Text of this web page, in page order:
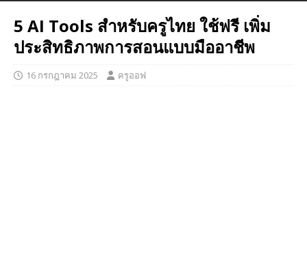
5 AI Tools สำหรับครูไทย ใช้ฟรี เพิ่ม
ประสิทธิภาพการสอนแบบมืออาชีพ
16 กรกฎาคม 2025 ครูออฟ